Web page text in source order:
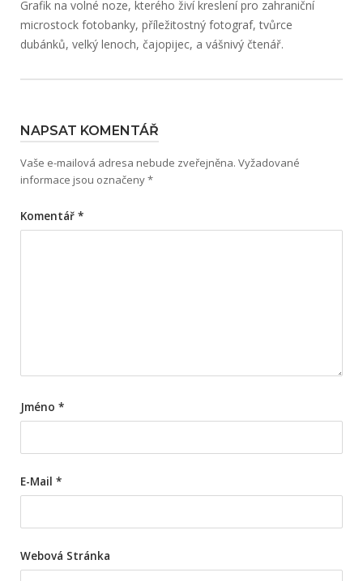
Grafik na volné noze, kterého živí kreslení pro zahraniční
microstock fotobanky, příležitostný fotograf, tvůrce
dubánků, velký lenoch, čajopijec, a vášnivý čtenář.
NAPSAT KOMENTÁŘ
Vaše e-mailová adresa nebude zveřejněna. Vyžadované
informace jsou označeny*
Komentář *
Jméno *
E-Mail *
Webová Stránka